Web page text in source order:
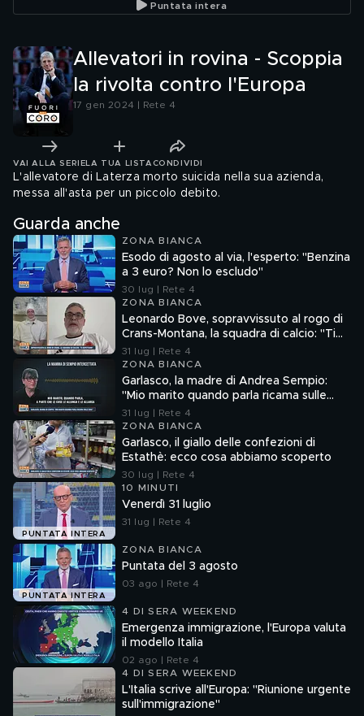
Puntata intera
Allevatori in rovina - Scoppia
la rivolta contro l'Europa
17 gen 2024 | Rete 4
VAI ALLA SERIE LA TUA LISTA CONDIVIDI
L'allevatore di Laterza morto suicida nella sua azienda,
messa all'asta per un piccolo debito.
Guarda anche
ZONA BIANCA
Esodo di agosto al via, l'esperto: "Benzina
a 3 euro? Non lo escludo"
30 lug | Rete 4
ZONA BIANCA
Leonardo Bove, sopravvissuto al rogo di
Crans-Montana, la squadra di calcio: "Ti
aspettiamo"
31 lug | Rete 4
ZONA BIANCA
Garlasco, la madre di Andrea Sempio:
"Mio marito quando parla ricama sulle
cose"
31 lug | Rete 4
ZONA BIANCA
Garlasco, il giallo delle confezioni di
Estathè: ecco cosa abbiamo scoperto
30 lug | Rete 4
PUNTATA INTERA
10 MINUTI
Venerdì 31 luglio
31 lug | Rete 4
PUNTATA INTERA
ZONA BIANCA
Puntata del 3 agosto
03 ago | Rete 4
4 DI SERA WEEKEND
Emergenza immigrazione, l'Europa valuta
il modello Italia
02 ago | Rete 4
4 DI SERA WEEKEND
L'Italia scrive all'Europa: "Riunione urgente
sull'immigrazione"